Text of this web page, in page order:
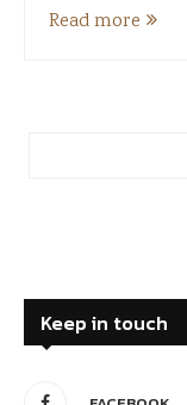
Read more
Keep in touch